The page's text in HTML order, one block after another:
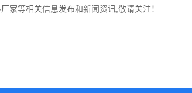
家等相关信息发布和新闻资讯,敬请关注！